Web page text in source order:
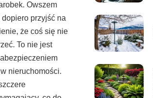
Owszem
dopiero przyjść na
że coś się nie
To nie jest
nieruchomości.